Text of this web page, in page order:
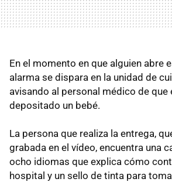
En el momento en que alguien abre
alarma se dispara en la unidad de
avisando al personal médico de que
depositado un bebé.
La persona que realiza la entrega,
grabada en el vídeo, encuentra una
ocho idiomas que explica cómo
hospital y un sello de tinta para